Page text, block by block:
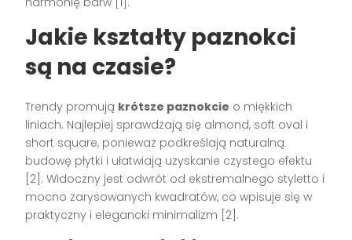
Jakie kształty paznokci
są na czasie?
Trendy promują krótsze paznokcie o miękkich
liniach. Najlepiej sprawdzają się almond, soft oval i
short square, ponieważ podkreślają naturalną
budowę płytki i ułatwiają uzyskanie czystego efektu
[2]. Widoczny jest odwrót od ekstremalnego styletto i
mocno zarysowanych kwadratów, co wpisuje się w
praktyczny i elegancki minimalizm [2].